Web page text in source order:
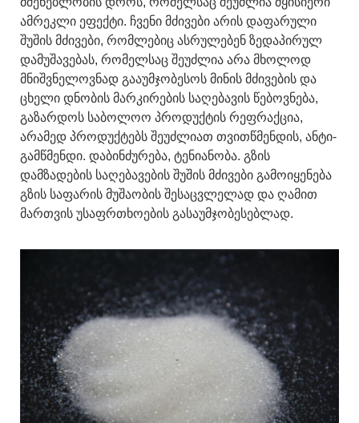
ამრეკლი ეფექტი. ჩვენი მძივები არის დაფარული
შუშის მძივები, რომლებიც ასრულებენ ზედაპირულ
დამუშავებას, რომელსაც შეუძლია არა მხოლოდ
მნიშვნელოვნად გააუმჯობესოს მინის მძივების და
ცხელი დნობის მარკირების საღებავის წებოვნება,
გაზარდოს საბოლოო პროდუქტის რეფრაქცია,
არამედ პროდუქტებს შეუძლიათ თვითწმენდის, ანტი-
გამწმენდი. დაბინძურება, ტენიანობა. გზის
დამზადების საღებავების შუშის მძივები გამოიყენება
გზის საფარის მუშაობის შესაცვლელად და ღამით
მართვის უსაფრთხოების გასაუმჯობესებლად.